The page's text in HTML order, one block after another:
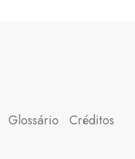
Glossário Créditos